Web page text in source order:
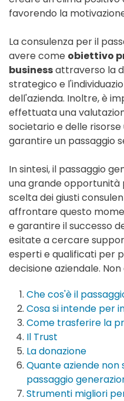
favorendo la
La consulenza per il
avere come obiettivo
businessattraverso la
strategico e
dell'azienda. Inoltre, è
effettuata una
societario e delle
garantire un passaggio
In sintesi, il passaggio
una grande opportunità
scelta dei giusti
affrontare questo
e garantire il successo
esitate a cercare
esperti e qualificati per
decisione aziendale.
Che cos'è il
Cosa si intende per
Come trasferire la
Il Trust
La donazione
Quante aziende
passaggio
Strumenti migliori